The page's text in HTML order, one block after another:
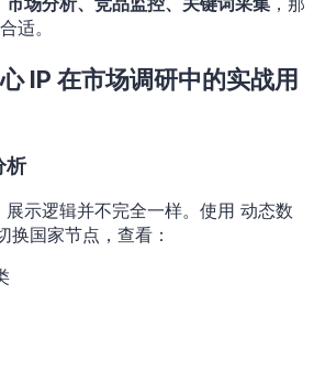
适。
IP 在市场调研中的实战用
析
示逻辑并不完全一样。使用 动态数
换国家节点，查看：